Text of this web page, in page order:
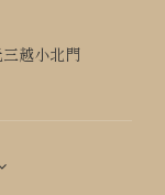
越小北門